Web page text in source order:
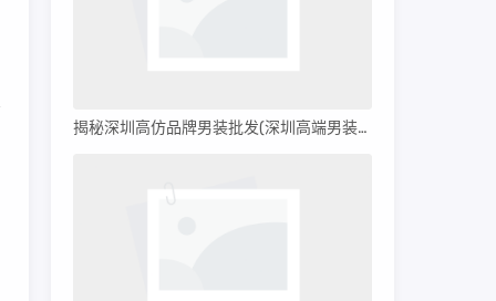
揭秘深圳高仿品牌男装批发(深圳高端男装批发)